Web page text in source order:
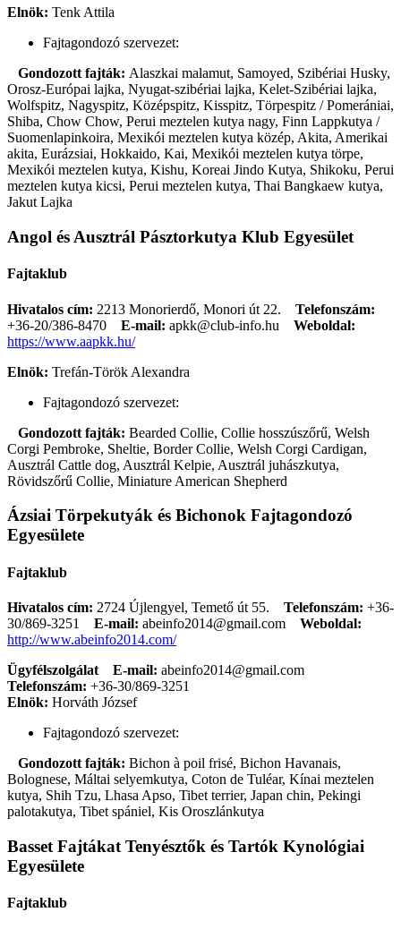
Elnök: Tenk Attila
Fajtagondozó szervezet:
Gondozott fajták: Alaszkai malamut, Samoyed, Szibériai Husky,
Orosz-Európai lajka, Nyugat-szibériai lajka, Kelet-Szibériai lajka,
Wolfspitz, Nagyspitz, Középspitz, Kisspitz, Törpespitz / Pomerániai,
Shiba, Chow Chow, Perui meztelen kutya nagy, Finn Lappkutya /
Suomenlapinkoira, Mexikói meztelen kutya közép, Akita, Amerikai
akita, Eurázsiai, Hokkaido, Kai, Mexikói meztelen kutya törpe,
Mexikói meztelen kutya, Kishu, Koreai Jindo Kutya, Shikoku, Perui
meztelen kutya kicsi, Perui meztelen kutya, Thai Bangkaew kutya,
Jakut Lajka
Angol és Ausztrál Pásztorkutya Klub Egyesület
Fajtaklub
Hivatalos cím: 2213 Monorierdő, Monori út 22. Telefonszám:
+36-20/386-8470
E-mail: apkk@club-info.hu
Weboldal:
https://www.aapkk.hu/
Elnök: Trefán-Török Alexandra
Fajtagondozó szervezet:
Gondozott fajták: Bearded Collie, Collie hosszúszőrű, Welsh
Corgi Pembroke, Sheltie, Border Collie, Welsh Corgi Cardigan,
Ausztrál Cattle dog, Ausztrál Kelpie, Ausztrál juhászkutya,
Rövidszőrű Collie, Miniature American Shepherd
Ázsiai Törpekutyák és Bichonok Fajtagondozó
Egyesülete
Fajtaklub
Hivatalos cím: 2724 Újlengyel, Temető út 55. Telefonszám: +36-
30/869-3251
E-mail: abeinfo2014@gmail.com
Weboldal:
http://www.abeinfo2014.com/
Ügyfélszolgálat
E-mail: abeinfo2014@gmail.com
Telefonszám: +36-30/869-3251
Elnök: Horváth József
Fajtagondozó szervezet:
Gondozott fajták: Bichon à poil frisé, Bichon Havanais,
Bolognese, Máltai selyemkutya, Coton de Tuléar, Kínai meztelen
kutya, Shih Tzu, Lhasa Apso, Tibet terrier, Japan chin, Pekingi
palotakutya, Tibet spániel, Kis Oroszlánkutya
Basset Fajtákat Tenyésztők és Tartók Kynológiai
Egyesülete
Fajtaklub